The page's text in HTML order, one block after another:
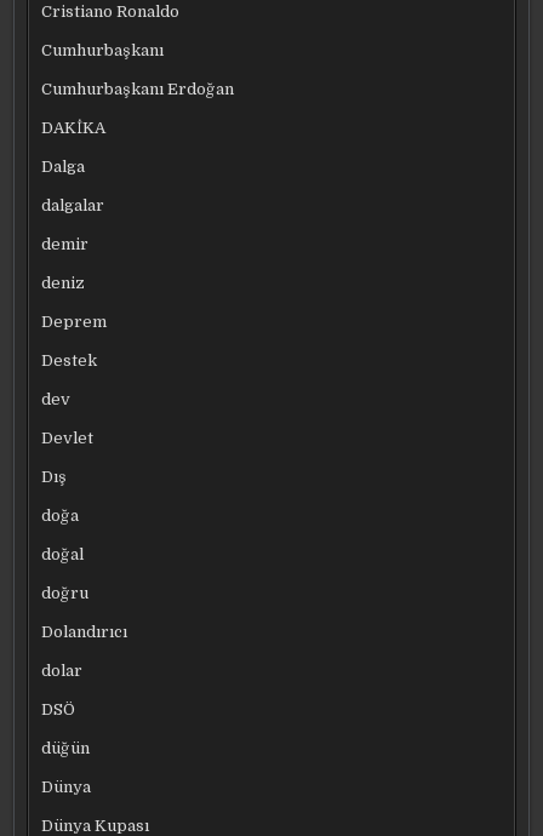
Cristiano Ronaldo
Cumhurbaşkanı
Cumhurbaşkanı Erdoğan
DAKİKA
Dalga
dalgalar
demir
deniz
Deprem
Destek
dev
Devlet
Dış
doğa
doğal
doğru
Dolandırıcı
dolar
DSÖ
düğün
Dünya
Dünya Kupası